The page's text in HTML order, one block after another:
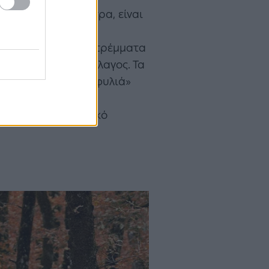
από την Πάτρα, είναι
που, μαζί με τη
περί τα 22.000 στρέμματα
και το Ιόνιο πέλαγος. Τα
του, καθώς «στροφυλιά»
αμμόλοφοι με
ένα σημαντικό